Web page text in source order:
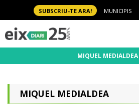
SUBSCRIU-TE ARA! MUNICIPIS
MIQUEL MEDIALDEA
MIQUEL MEDIALDEA